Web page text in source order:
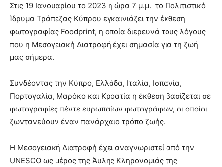
Στις 19 Ιανουαρίου το 2023 η ώρα 7 μ.μ. το Πολιτιστικό
Ίδρυμα Τράπεζας Κύπρου εγκαινιάζει την έκθεση
φωτογραφίας Foodprint, η οποία διερευνά τους λόγους
που η Μεσογειακή Διατροφή έχει σημασία για τη ζωή
μας σήμερα.
Συνδέοντας την Κύπρο, Ελλάδα, Ιταλία, Ισπανία,
Πορτογαλία, Μαρόκο και Κροατία η έκθεση βασίζεται σε
φωτογραφίες πέντε ευρωπαίων φωτογράφων, οι οποίοι
ζωντανεύουν έναν πανάρχαιο τρόπο ζωής.
Η Μεσογειακή Διατροφή έχει αναγνωριστεί από την
UNESCO ως μέρος της Άυλης Κληρονομιάς της